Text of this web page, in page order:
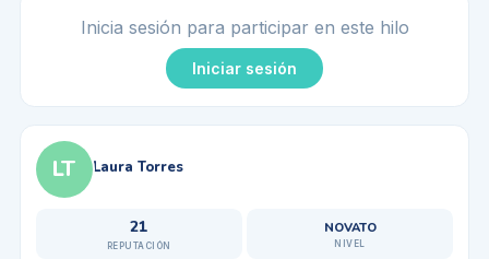
Inicia sesión para participar en este hilo
Iniciar sesión
LT Laura Torres
21
REPUTACIÓN
NOVATO
NIVEL